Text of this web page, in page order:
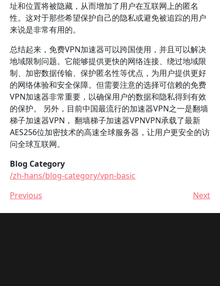
址和位置将被隐藏，从而增加了用户在互联网上的匿名
性。这对于那些希望保护自己的隐私或避免被追踪的用户
来说是非常有用的。
总结起来，免费VPN加速器可以跨国使用，并且可以解决
地域限制问题。它能够提供更快的网络连接、绕过地域限
制、加密数据传输、保护匿名性等优点，为用户提供更好
的网络体验和安全保障。但需要注意的选择可信赖的免费
VPN加速器非常重要，以确保用户的数据和隐私得到有效
的保护。 另外，目前中国最流行的加速器VPN之一是翻墙
梯子加速器VPN， 翻墙梯子加速器VPNVPN承载了最新
AES256位加密技术的高速全球服务器，让用户更安全的访
问全球互联网。
Blog Category
/zh-hans/blog-category/vpn-basic
Previous
Next